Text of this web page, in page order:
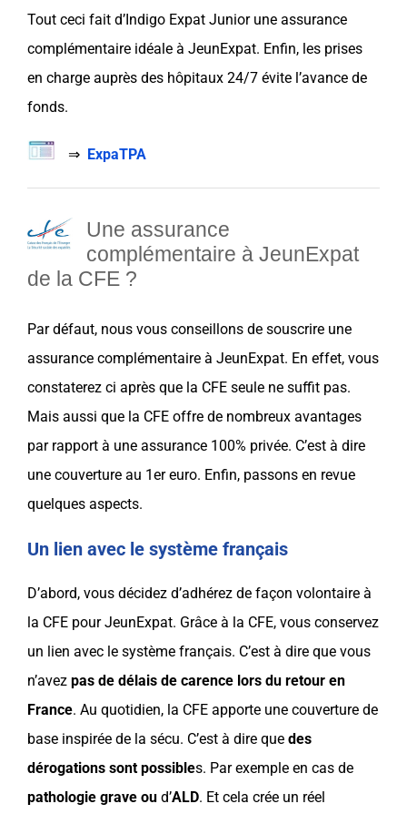
Tout ceci fait d’ Indigo Expat Juniorune assurance
complémentaire idéale à JeunExpat. Enfin, les prises
en charge auprès des hôpitaux 24/7 évite l’avance de
fonds.
⇒ ExpaTPA
Une assurance
complémentaire à JeunExpat
de la CFE ?
Par défaut, nous vous conseillons de souscrire une
assurance complémentaire à JeunExpat. En effet, vous
constaterez ci après que la CFE seule ne suffit pas.
Mais aussi que la CFE offre de nombreux avantages
par rapport à une assurance 100% privée. C’est à dire
une couverture au 1er euro. Enfin, passons en revue
quelques aspects.
Un lien avec le système français
D’abord, vous décidez d’adhérez de façon volontaire à
la CFE pourJeunExpat. Grâce à la CFE, vous conservez
un lien avec le système français. C’est à dire que vous
n’avez pas de délais de carence lors du retour en
France. Au quotidien, la CFE apporte une couverture de
base inspirée de la sécu. C’est à dire que des
dérogations sont possibles. Par exemple en cas de
pathologie grave ou d’ALD. Et cela crée un réel